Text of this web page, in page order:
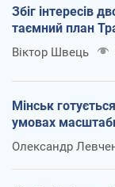
Збіг інтересів
таємний план
Віктор Швець
Мінськ
умовах
Олександр